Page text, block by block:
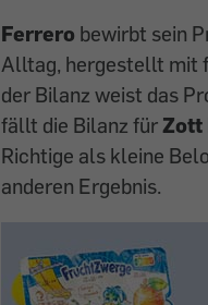
Ferrero bewirbt sein
Alltag, hergestellt mit
der Bilanz weist das
fällt die Bilanz fürZott
Richtige als kleine
anderen Ergebnis.